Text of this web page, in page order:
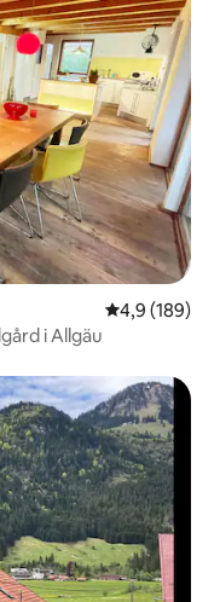
4,9 av 5 i
4,9 (189)
i Allgäu